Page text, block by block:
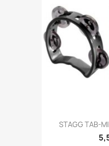
STAGG TAB-